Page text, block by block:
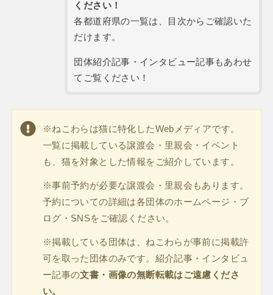
ください！
各都道府県の一覧は、目次からご確認いた
だけます。
団体紹介記事・インタビュー記事もあわせ
てご覧ください！
※ねこわらは猫に特化したWebメディアです。
一覧に掲載している譲渡会・里親会・イベント
も、猫を対象とした情報をご紹介しています。
※事前予約が必要な譲渡会・里親会もあります。
予約についての詳細は各団体のホームページ・ブ
ログ・SNSをご確認ください。
※掲載している団体は、ねこわらが事前に掲載許
可を取った団体のみです。紹介記事・インタビュ
ー記事の文書・画像の無断転載はご遠慮くださ
い。